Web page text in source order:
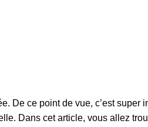
De ce point de vue, c’est super
Dans cet article, vous allez